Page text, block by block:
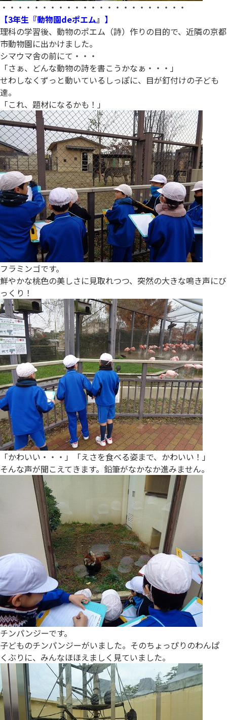
・・・・・・・・・・・・・・・・・・・・・・・
【3年生『動物園deポエム』】
理科の学習後、動物のポエム（詩）作りの目的で、近隣の京都
市動物園に出かけました。
シマウマ舎の前にて・・・
「さぁ、どんな動物の詩を書こうかなぁ・・・」
せわしなくずっと動いているしっぽに、目が釘付けの子ども
達。
「これ、題材になるかも！」
フラミンゴです。
鮮やかな桃色の美しさに見取れつつ、突然の大きな鳴き声にび
っくり！
「かわいい・・・」「えさを食べる姿まで、かわいい！」
そんな声が聞こえてきます。鉛筆がなかなか進みません。
チンパンジーです。
子どものチンパンジーがいました。そのちょっぴりのわんぱ
くぶりに、みんなほほえましく見ていました。